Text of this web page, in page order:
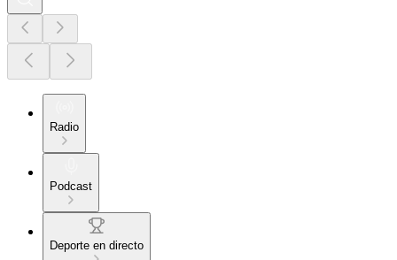
Radio
Podcast
Deporte en directo